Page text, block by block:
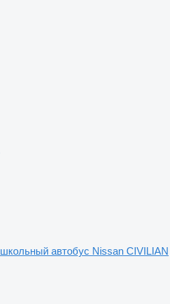
школьный автобус Nissan CIVILIAN